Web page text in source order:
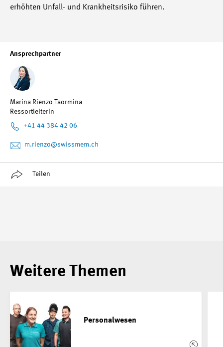
Ansprechpartner
Marina Rienzo Taormina
Ressortleiterin
+41 44 384 42 06
m.rienzo@swissmem.ch
Teilen
erhöhten Unfall- und Krankheitsrisiko führen.
Weitere Themen
Personalwesen